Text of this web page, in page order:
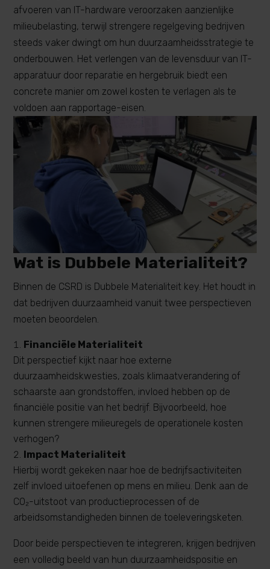
afvoeren van IT-hardware veroorzaken aanzienlijke
milieubelasting, terwijl strengere regelgeving bedrijven
steeds vaker dwingt om hun duurzaamheidsstrategie te
onderbouwen. Het verlengen van de levensduur van IT-
apparatuur door reparatie en hergebruik biedt een
concrete manier om zowel kosten te verlagen als te
voldoen aan rapportage-eisen.
Wat is Dubbele Materialiteit?
Binnen de CSRD is Dubbele Materialiteit key. Het houdt in
dat bedrijven duurzaamheid vanuit twee perspectieven
moeten beoordelen.
Financiële Materialiteit
Dit perspectief kijkt naar hoe externe
duurzaamheidskwesties, zoals klimaatverandering of
schaarste aan grondstoffen, invloed hebben op de
financiële positie van het bedrijf. Bijvoorbeeld, hoe
kunnen strengere milieuregels de operationele kosten
verhogen?
Impact Materialiteit
Hierbij wordt gekeken naar hoe de bedrijfsactiviteiten
zelf invloed uitoefenen op mens en milieu. Denk aan de
CO₂-uitstoot van productieprocessen of de
arbeidsomstandigheden binnen de toeleveringsketen.
Door beide perspectieven te integreren, krijgen bedrijven
een volledig beeld van hun duurzaamheidspositie en